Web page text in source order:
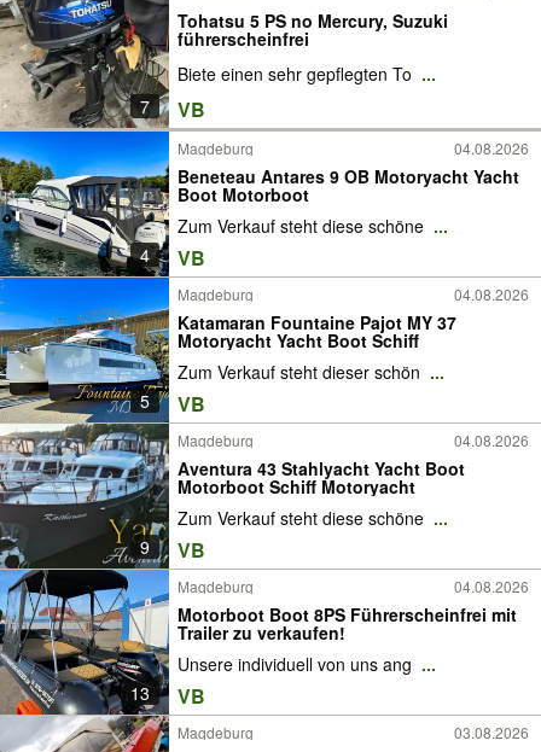
7
Tohatsu 5 PS no Mercury, Suzuki
führerscheinfrei
Biete einen sehr gepflegten To ...
VB
4
Magdeburg 04.08.2026
Beneteau Antares 9 OB Motoryacht Yacht
Boot Motorboot
Zum Verkauf steht diese schöne ...
VB
5
Magdeburg 04.08.2026
Katamaran Fountaine Pajot MY 37
Motoryacht Yacht Boot Schiff
Zum Verkauf steht dieser schön ...
VB
9
Magdeburg 04.08.2026
Aventura 43 Stahlyacht Yacht Boot
Motorboot Schiff Motoryacht
Zum Verkauf steht diese schöne ...
VB
13
Magdeburg 04.08.2026
Motorboot Boot 8PS Führerscheinfrei mit
Trailer zu verkaufen!
Unsere individuell von uns ang ...
VB
Magdeburg 03.08.2026